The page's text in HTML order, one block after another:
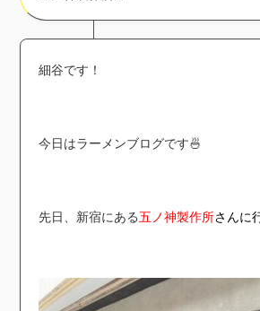
細谷です！
今日はラーメンブログです🍜
先日、新宿にある五ノ神製作所さんに